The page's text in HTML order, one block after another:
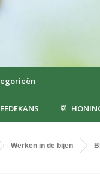
Werken in de bijen